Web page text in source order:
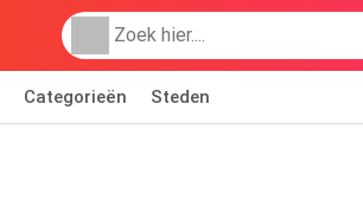
Categorieën Steden